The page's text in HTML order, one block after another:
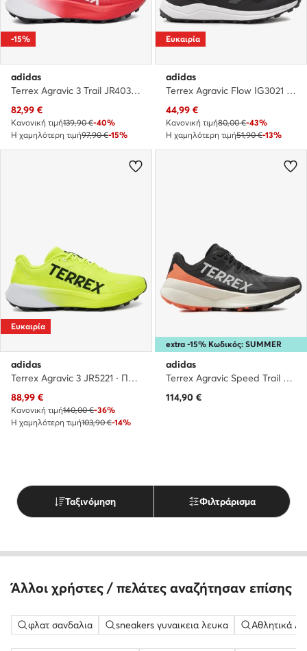
-15%
adidas
Terrex Agravic 3 Trail JR4030 · Παπούτσια για Τρέξιμο
Τρέχουσα τιμή
82,99 €
Κανονική τιμή139,90 €-40%
Η χαμηλότερη τιμή97,90 €-15%
Ευκαιρία
adidas
Terrex Agravic Flow IG3021 · Παπούτσια για Τρέξιμο
Τρέχουσα τιμή
44,99 €
Κανονική τιμή80,00 €-43%
Η χαμηλότερη τιμή51,90 €-13%
Ευκαιρία
adidas
Terrex Agravic 3 JR5221 · Παπούτσια για Τρέξιμο
Τρέχουσα τιμή
88,99 €
Κανονική τιμή140,00 €-36%
Η χαμηλότερη τιμή103,90 €-14%
extra -15% Κωδικός: SUMMER
adidas
Terrex Agravic Speed Trail Running IE7671 · Παπούτσια για Τρέξιμο
114,90 €
Ταξινόμηση Φιλτράρισμα
Άλλοι χρήστες / πελάτες αναζήτησαν επίσης
φλατ σανδαλια sneakers γυναικεια λευκα Αθλητικά